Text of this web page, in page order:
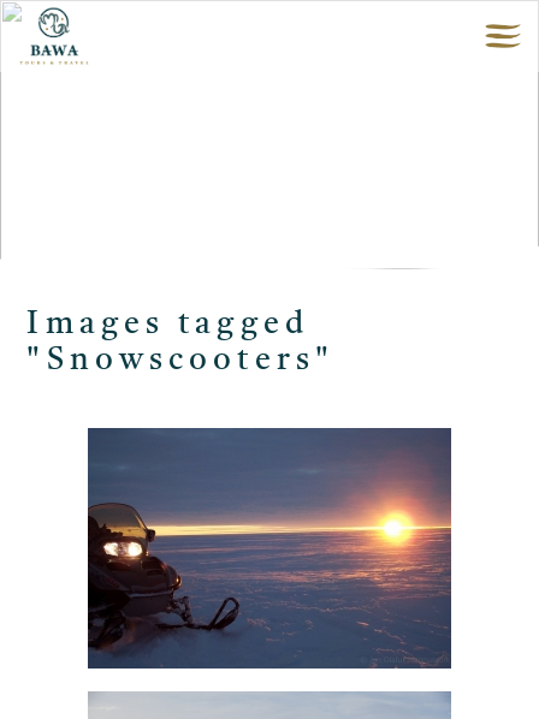
Images tagged
"Snowscooters"